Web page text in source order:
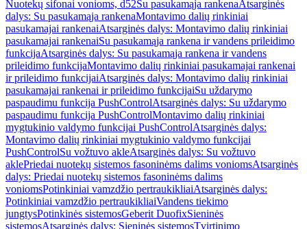
Nuotekų sifonai vonioms, d52Su pasukamąja rankenaAtsarginės
dalys: Su pasukamąja rankenaMontavimo dalių rinkiniai
pasukamajai rankenaiAtsarginės dalys: Montavimo dalių rinkiniai
pasukamajai rankenaiSu pasukamąja rankena ir vandens prileidimo
funkcijaAtsarginės dalys: Su pasukamąja rankena ir vandens
prileidimo funkcijaMontavimo dalių rinkiniai pasukamajai rankenai
ir prileidimo funkcijaiAtsarginės dalys: Montavimo dalių rinkiniai
pasukamajai rankenai ir prileidimo funkcijaiSu uždarymo
paspaudimu funkcija PushControlAtsarginės dalys: Su uždarymo
paspaudimu funkcija PushControlMontavimo dalių rinkiniai
mygtukinio valdymo funkcijai PushControlAtsarginės dalys:
Montavimo dalių rinkiniai mygtukinio valdymo funkcijai
PushControlSu vožtuvo akleAtsarginės dalys: Su vožtuvo
aklePriedai nuotekų sistemos fasoninėms dalims voniomsAtsarginės
dalys: Priedai nuotekų sistemos fasoninėms dalims
voniomsPotinkiniai vamzdžio pertraukikliaiAtsarginės dalys:
Potinkiniai vamzdžio pertraukikliaiVandens tiekimo
jungtysPotinkinės sistemosGeberit DuofixSieninės
sistemosAtsarginės dalys: Sieninės sistemosTvirtinimo